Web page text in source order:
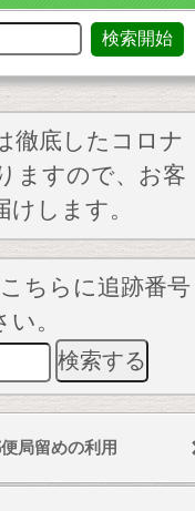
徹底したコロナ
ますので、お客
します。
ちらに追跡番号
。
局留めの利用